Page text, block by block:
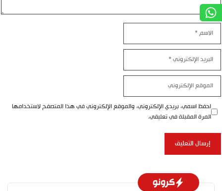
الإلكتروني
الإلكتروني
احفظ اسمي، بريدي الإلكتروني، والموقع الإلكتروني في هذا المتصفح لاستخدامها
المرة المقبلة في تعليقي.
كرونو